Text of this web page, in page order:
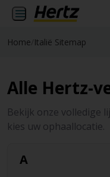
Home Italië Sitemap
Alle Hertz-
Bekijk onze volledige
kies uw ophaallocatie.
A